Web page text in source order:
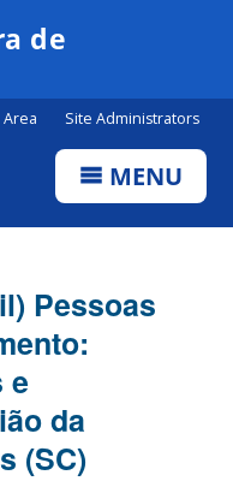
de
Site Administrators
MENU
Pessoas
e
da
(SC)